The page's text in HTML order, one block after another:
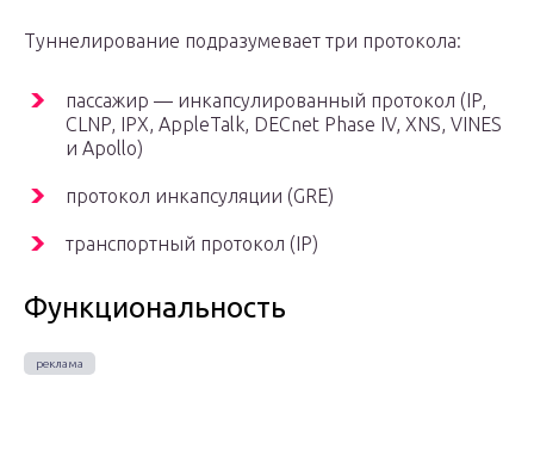
Туннелирование подразумевает три протокола:
пассажир — инкапсулированный протокол (IP,
CLNP, IPX, AppleTalk, DECnet Phase IV, XNS, VINES
и Apollo)
протокол инкапсуляции (GRE)
транспортный протокол (IP)
Функциональность